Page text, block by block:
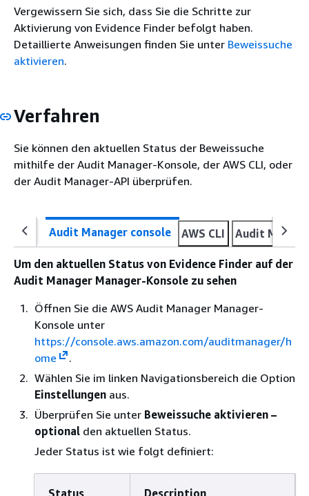
Vergewissern Sie sich, dass Sie die Schritte zur
Aktivierung von Evidence Finder befolgt haben.
Detaillierte Anweisungen finden Sie unter Beweissuche
aktivieren.
Verfahren
Sie können den aktuellen Status der Beweissuche
mithilfe der Audit Manager-Konsole, der AWS CLI, oder
der Audit Manager-API überprüfen.
Audit Manager console AWS CLI Audit
Um den aktuellen Status von Evidence Finder auf der
Audit Manager Manager-Konsole zu sehen
Öffnen Sie die AWS Audit Manager Manager-
Konsole unter
https://console.aws.amazon.com/auditmanager/h
ome
.
Wählen Sie im linken Navigationsbereich die Option
Einstellungen aus.
Überprüfen Sie unter Beweissuche aktivieren –
optional den aktuellen Status.
Jeder Status ist wie folgt definiert:
Status Description